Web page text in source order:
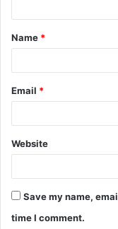
Name *
Email *
Website
Save my name,
time I comment.